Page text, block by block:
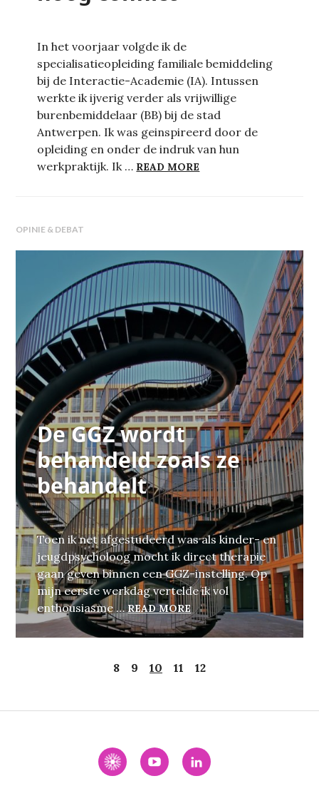
In het voorjaar volgde ik de
specialisatieopleiding familiale bemiddeling
bij de Interactie-Academie (IA). Intussen
werkte ik ijverig verder als vrijwillige
burenbemiddelaar (BB) bij de stad
Antwerpen. Ik was geinspireerd door de
opleiding en onder de indruk van hun
werkpraktijk. Ik … READ MORE
OPINIE & DEBAT
De GGZ wordt
behandeld zoals ze
behandelt
Toen ik net afgestudeerd was als kinder- en
jeugdpsycholoog mocht ik direct therapie
gaan geven binnen een GGZ-instelling. Op
mijn eerste werkdag vertelde ik vol
enthousiasme …READ MOREDE GGZ WORDT
8 9 10 11 12
Interactie
Academie
YouTubeLinkedIn